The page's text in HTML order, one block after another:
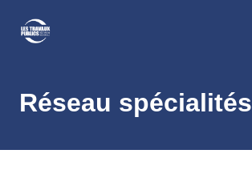
Réseau spécialités